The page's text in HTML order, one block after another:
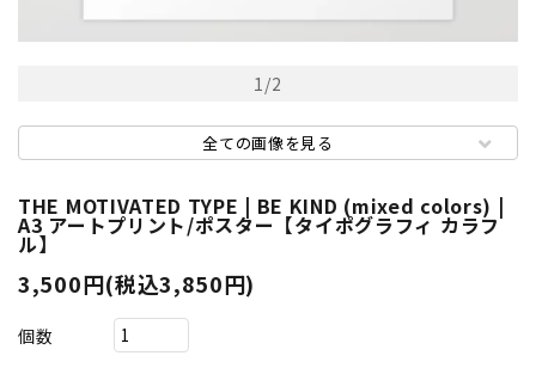
1/2
全ての画像を見る
THE MOTIVATED TYPE | BE KIND (mixed colors) |
A3 アートプリント/ポスター【タイポグラフィ カラフ
ル】
3,500円(税込3,850円)
個数